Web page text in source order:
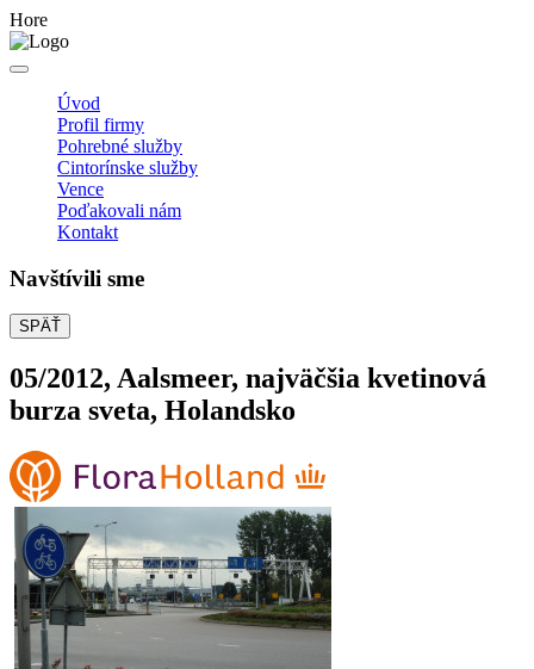
Hore
Úvod
Profil firmy
Pohrebné služby
Cintorínske služby
Vence
Poďakovali nám
Kontakt
Navštívili sme
SPÄŤ
05/2012, Aalsmeer, najväčšia kvetinová
burza sveta, Holandsko